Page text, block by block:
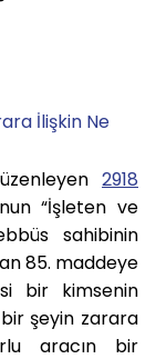
İlişkin Ne
2918
“İşleten ve
sahibinin
85. maddeye
bir kimsenin
şeyin zarara
aracın bir